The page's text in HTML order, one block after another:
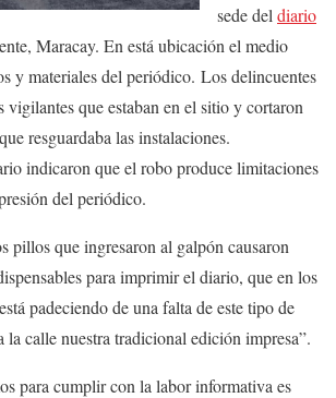
sede del diario
Maracay. En está ubicación el medio
y materiales del periódico. Los delincuentes
vigilantes que estaban en el sitio y cortaron
resguardaba las instalaciones.
indicaron que el robo produce limitaciones
del periódico.
pillos que ingresaron al galpón causaron
para imprimir el diario, que en los
padeciendo de una falta de este tipo de
la calle nuestra tradicional edición impresa”.
para cumplir con la labor informativa es